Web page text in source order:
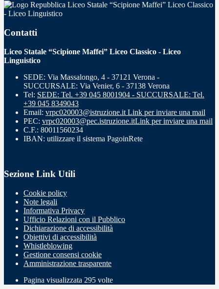
Liceo Statale “Scipione Maffei” Liceo Classico
- Liceo Linguistico
Contatti
Liceo Statale “Scipione Maffei” Liceo Classico - Liceo
Linguistico
SEDE: Via Massalongo, 4 - 37121 Verona -
SUCCURSALE: Via Venier, 6 - 37138 Verona
Tel: SEDE: Tel. +39 045 8001904 - SUCCURSALE: Tel.
+39 045 8349043
Email: vrpc020003@istruzione.it Link per inviare una mail
PEC: vrpc020003@pec.istruzione.itLink per inviare una mail
C.F.: 80011560234
IBAN: utilizzare il sistema PagoinRete
Sezione Link Utili
Cookie policy
Note legali
Informativa Privacy
Ufficio Relazioni con il Pubblico
Dichiarazione di accessibilità
Obiettivi di accessibilità
Whistleblowing
Gestione consensi cookie
Amministrazione trasparente
Pagina visualizzata 295 volte